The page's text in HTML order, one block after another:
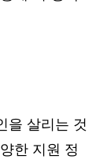
을 살리는 것
한 지원 정